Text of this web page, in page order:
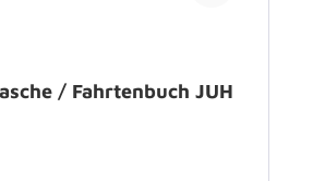
/ Fahrtenbuch JUH